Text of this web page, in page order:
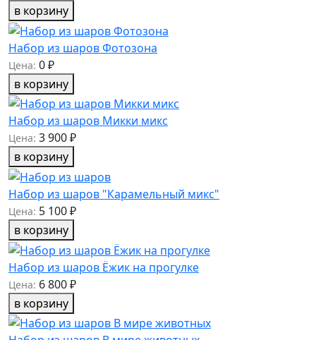
в корзину
Набор из шаров Фотозона
Цена: 0 ₽
в корзину
Набор из шаров Микки микс
Цена: 3 900 ₽
в корзину
Набор из шаров "Карамельный микс"
Цена: 5 100 ₽
в корзину
Набор из шаров Ёжик на прогулке
Цена: 6 800 ₽
в корзину